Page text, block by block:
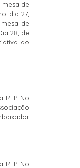
mesa de
dia 27,
de
28, de
do
RTP. No
RTP. No